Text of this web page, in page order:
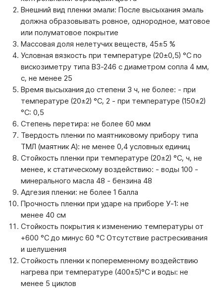
Внешний вид пленки эмали: После высыхания эмаль
должна образовывать ровное, однородное, матовое
или полуматовое покрытие
Массовая доля нелетучих веществ, 45±5 %
Условная вязкость при температуре (20±0,5) °С по
вискозиметру типа ВЗ-246 с диаметром сопла 4 мм,
с, не менее 25
Время высыхания до степени 3 ч, не более: - при
температуре (20±2) °С, 2 - при температуре (150±2)
°С: 0,5
Степень перетира: не более 60 мкм
Твердость пленки по маятниковому прибору типа
ТМЛ (маятник А): не менее 0,4 условных единиц
Стойкость пленки при температуре (20±2) °С, ч, не
менее, к статическому воздействию: - воды 100 -
минерального масла 48 - бензина 48
Адгезия пленки: не более 1 балла
Прочность пленки при ударе на приборе У-1: не
менее 40 см
Стойкость покрытия к изменению температуры от
+600 °С до минус 60 °С Отсутствие растрескивания
и шелушения
Стойкость пленки к попеременному воздействию
нагрева при температуре (400±5)°С и воды: не
менее 5 циклов